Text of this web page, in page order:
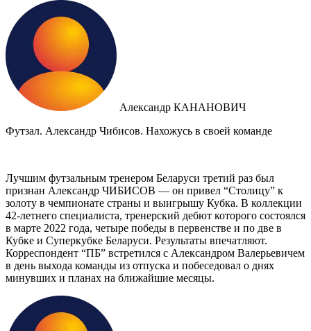
Александр КАНАНОВИЧ
Футзал. Александр Чибисов. Нахожусь в своей команде
Лучшим футзальным тренером Беларуси третий раз был
признан Александр ЧИБИСОВ — он привел “Столицу” к
золоту в чемпионате страны и выигрышу Кубка. В коллекции
42-летнего специалиста, тренерский дебют которого состоялся
в марте 2022 года, четыре победы в первенстве и по две в
Кубке и Суперкубке Беларуси. Результаты впечатляют.
Корреспондент “ПБ” встретился с Александром Валерьевичем
в день выхода команды из отпуска и побеседовал о днях
минувших и планах на ближайшие месяцы.